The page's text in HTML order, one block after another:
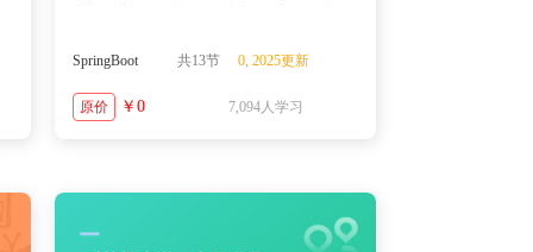
SpringBoot 共13节 0, 2025更新
原价 ￥0 7,094人学习